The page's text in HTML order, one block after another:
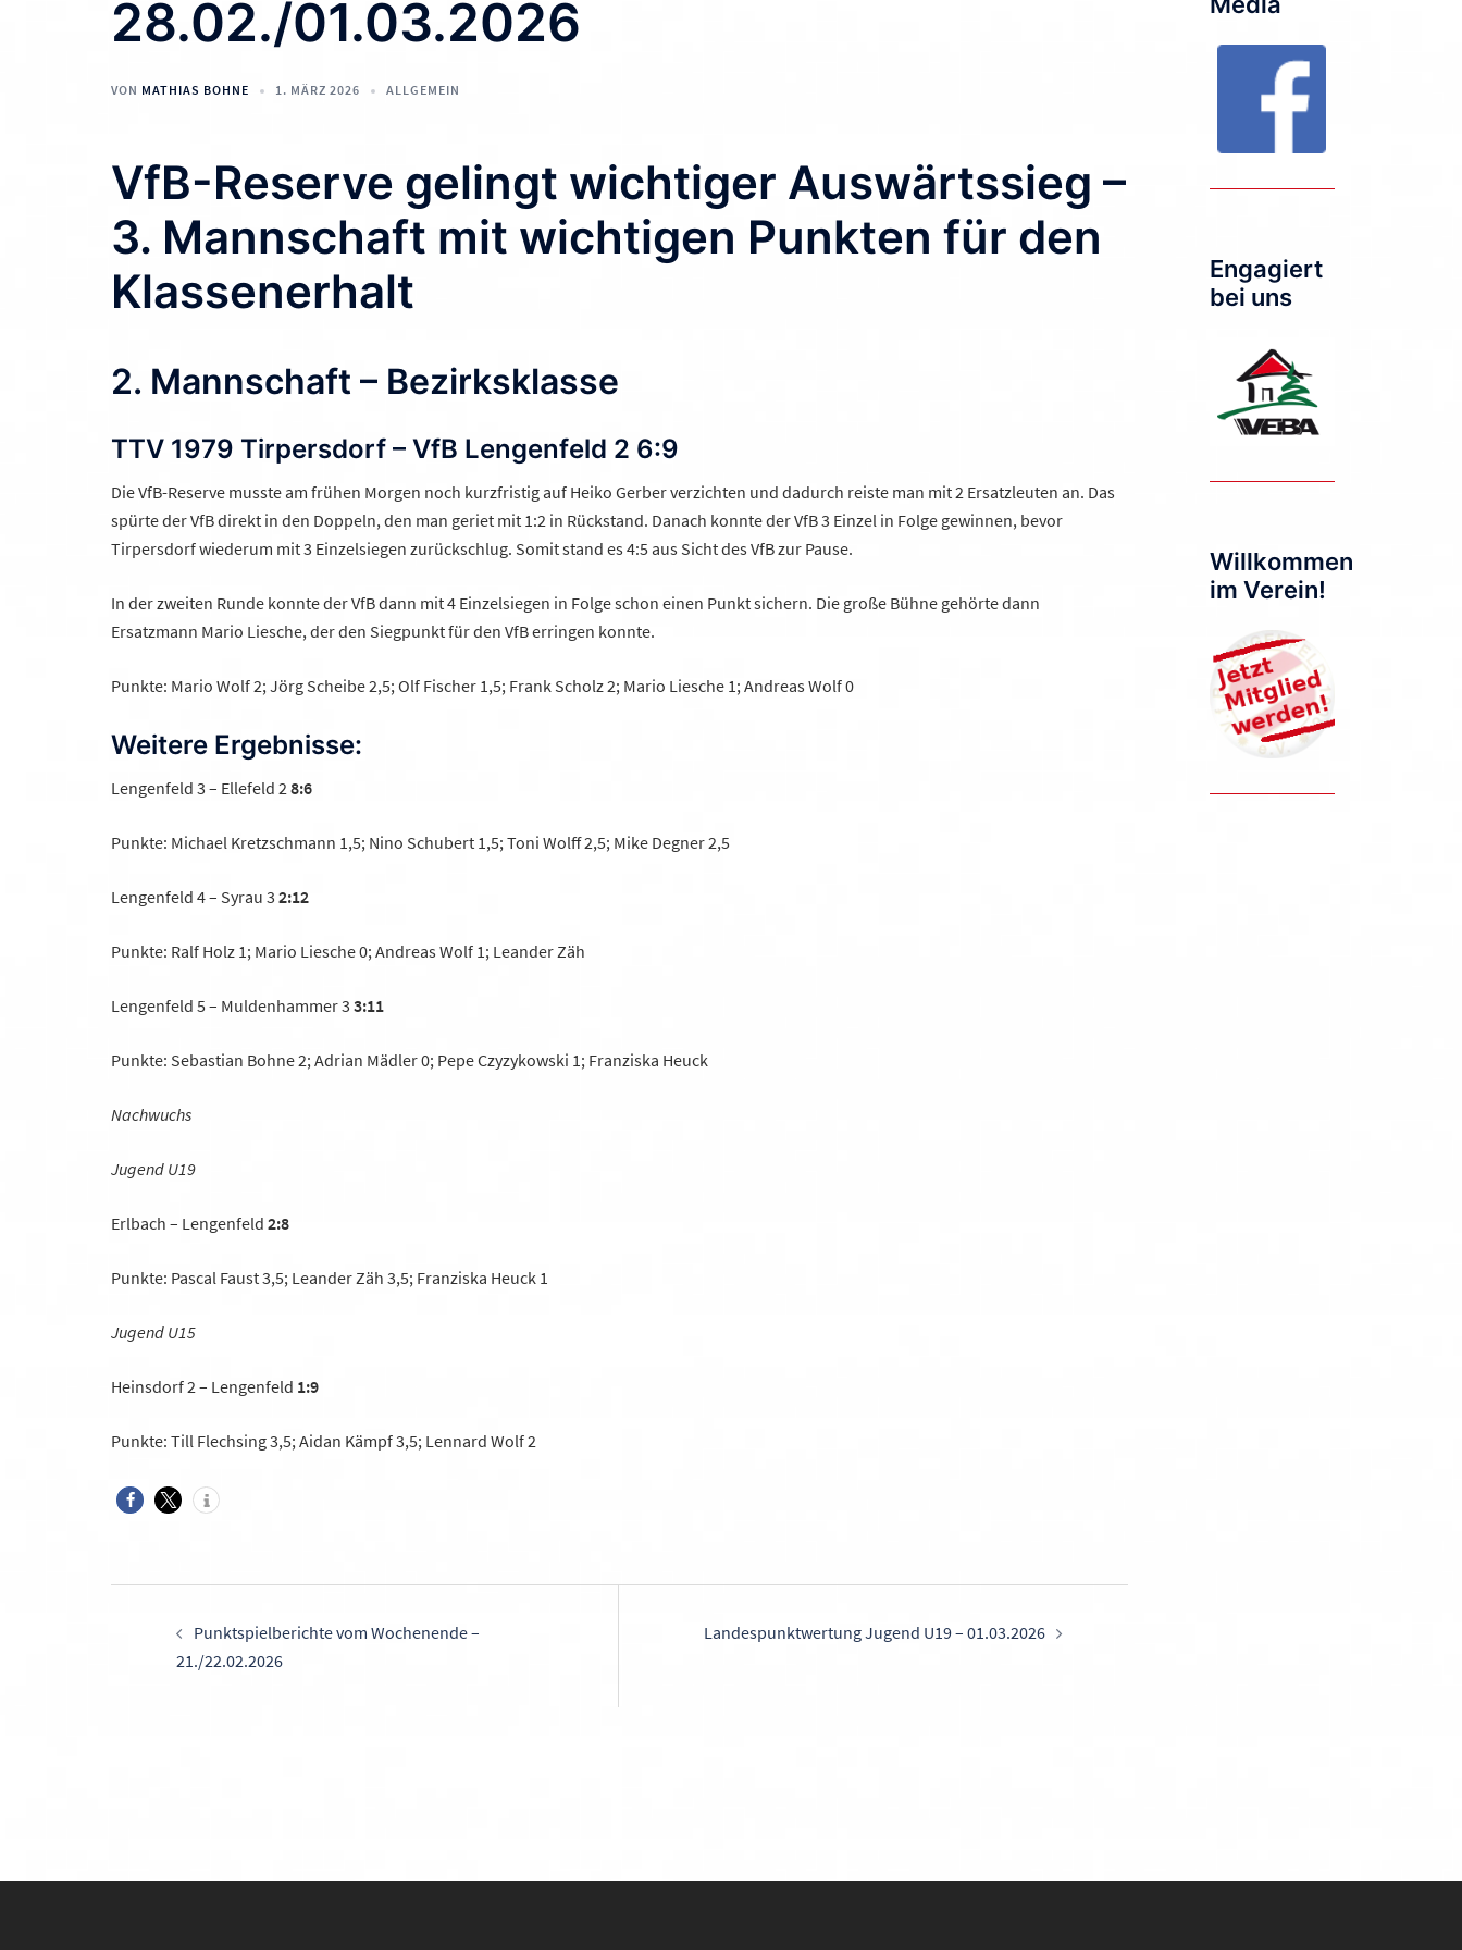
28.02./01.03.2026
VON MATHIAS BOHNE 1. MÄRZ 2026 ALLGEMEIN
VfB-Reserve gelingt wichtiger Auswärtssieg –
3. Mannschaft mit wichtigen Punkten für den
Klassenerhalt
2. Mannschaft – Bezirksklasse
TTV 1979 Tirpersdorf – VfB Lengenfeld 2 6:9
Die VfB-Reserve musste am frühen Morgen noch kurzfristig auf Heiko Gerber verzichten und dadurch reiste man mit 2 Ersatzleuten an. Das
spürte der VfB direkt in den Doppeln, den man geriet mit 1:2 in Rückstand. Danach konnte der VfB 3 Einzel in Folge gewinnen, bevor
Tirpersdorf wiederum mit 3 Einzelsiegen zurückschlug. Somit stand es 4:5 aus Sicht des VfB zur Pause.
In der zweiten Runde konnte der VfB dann mit 4 Einzelsiegen in Folge schon einen Punkt sichern. Die große Bühne gehörte dann
Ersatzmann Mario Liesche, der den Siegpunkt für den VfB erringen konnte.
Punkte: Mario Wolf 2; Jörg Scheibe 2,5; Olf Fischer 1,5; Frank Scholz 2; Mario Liesche 1; Andreas Wolf 0
Weitere Ergebnisse:
Lengenfeld 3 – Ellefeld 28:6
Punkte: Michael Kretzschmann 1,5; Nino Schubert 1,5; Toni Wolff 2,5; Mike Degner 2,5
Lengenfeld 4 – Syrau 3 2:12
Punkte: Ralf Holz 1; Mario Liesche 0; Andreas Wolf 1; Leander Zäh
Lengenfeld 5 – Muldenhammer 3 3:11
Punkte: Sebastian Bohne 2; Adrian Mädler 0; Pepe Czyzykowski 1; Franziska Heuck
Nachwuchs
Jugend U19
Erlbach – Lengenfeld 2:8
Punkte: Pascal Faust 3,5; Leander Zäh 3,5; Franziska Heuck 1
Jugend U15
Heinsdorf 2 – Lengenfeld 1:9
Punkte: Till Flechsing 3,5; Aidan Kämpf 3,5; Lennard Wolf 2
Beitragsnavigation
Punktspielberichte vom Wochenende –
21./22.02.2026
Landespunktwertung Jugend U19 – 01.03.2026
Engagiert
bei uns
Willkommen
im Verein!